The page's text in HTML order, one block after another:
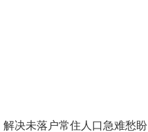
解决未落户常住人口急难愁盼